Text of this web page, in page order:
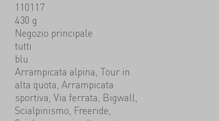
110117
430 g
Negozio principale
tutti
blu
Arrampicata alpina, Tour in
alta quota, Arrampicata
sportiva, Via ferrata, Bigwall,
Scialpinismo, Freeride,